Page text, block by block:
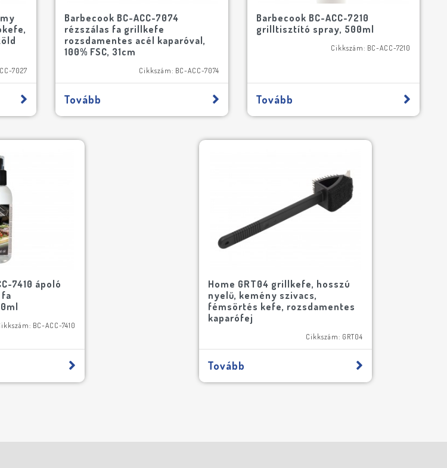
7027
Barbecook BC-ACC-7074
rézszálas fa grillkefe
rozsdamentes acél kaparóval,
100% FSC, 31cm
Cikkszám: BC-ACC-7074
Tovább
Barbecook BC-ACC-7210
grilltisztító spray, 500ml
Cikkszám: BC-ACC-7210
Tovább
7410 ápoló
fa
BC-ACC-7410
Home GRT04 grillkefe, hosszú
nyelű, kemény szivacs,
fémsörtés kefe, rozsdamentes
kaparófej
Cikkszám: GRT04
Tovább